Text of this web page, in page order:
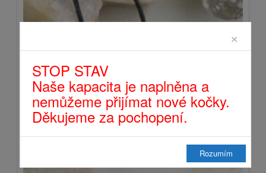
×
STOP STAV
Naše kapacita je naplněna a
nemůžeme přijímat nové kočky.
Děkujeme za pochopení.
Rozumím